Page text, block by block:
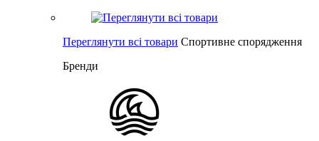
Переглянути всі товари Спортивне спорядження
Бренди